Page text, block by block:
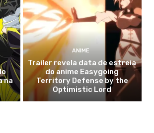
na
ANIME
Trailer revela data de estreia
do anime Easygoing
Territory Defense by the
Optimistic Lord